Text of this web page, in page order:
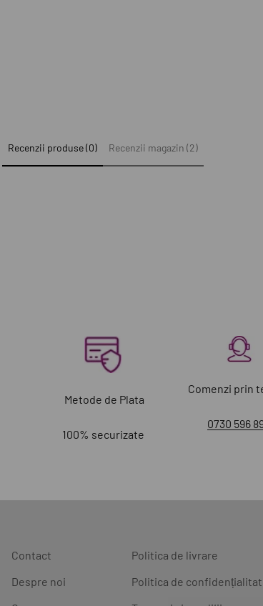
Recenzii produse (0) Recenzii magazin (2)
Metode de Plata
100% securizate
Comenzi prin
0730 596
Contact
Despre noi
Politica de livrare
Politica de